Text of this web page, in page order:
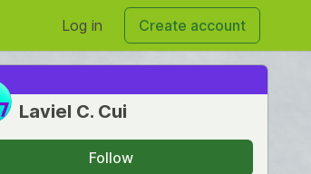
Log in Create account
Laviel C. Cui
Follow